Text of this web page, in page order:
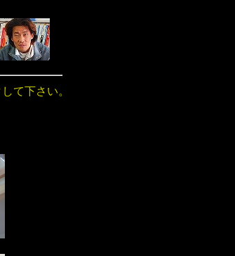
て下さい。